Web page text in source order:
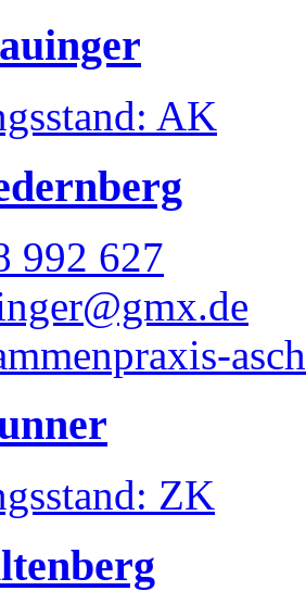
AK
992 627
ZK